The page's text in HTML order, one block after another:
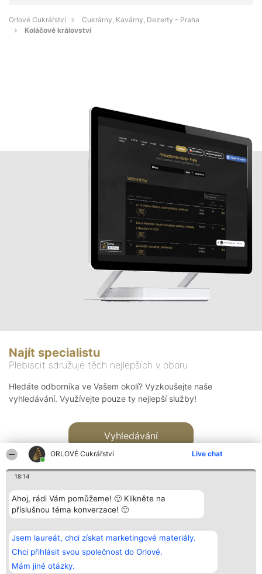
ORLOVÉ Cukrářství Live chat
18:14
Ahoj, rádi Vám pomůžeme! 🙂 Klikněte na
příslušnou téma konverzace! 🙂
Jsem laureát, chci získat marketingové materiály.
Chci přihlásit svou společnost do Orlové.
Mám jiné otázky.
Orlové Cukrářství
Cukrárny, Kavárny, Dezerty - Praha
Koláčové království
Najít specialistu
Plebiscit sdružuje těch nejlepších v oboru
Hledáte odborníka ve Vašem okolí? Vyzkoušejte naše
vyhledávání. Využívejte pouze ty nejlepší služby!
Vyhledávání
Bright Side Solutions sp. z o.
o. sp. k.
ul. Ruska 22
Wrocław 50-079
KRS 0000749100 | Regon
Vítězové
Seznam všech
laureátů
Zásady
Kontakt